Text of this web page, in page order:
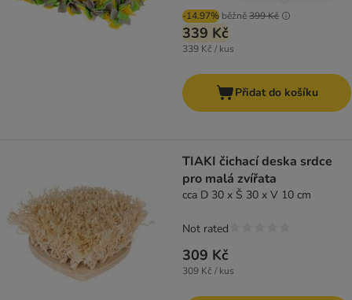
-14.97% běžně399 Kč
339 Kč
339 Kč / kus
Přidat do košíku
TIAKI čichací deska srdce
pro malá zvířata
cca D 30 x Š 30 x V 10 cm
309 Kč
309 Kč / kus
Not rated